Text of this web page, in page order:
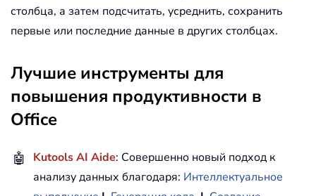
столбца, а затем подсчитать, усреднить, сохранить
первые или последние данные в других столбцах.
Лучшие инструменты для
повышения продуктивности в
Office
🤖 Kutools AI Aide: Совершенно новый подход к
анализу данных благодаря: Интеллектуальное